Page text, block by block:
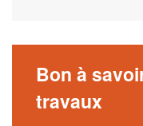
Bon à
travaux